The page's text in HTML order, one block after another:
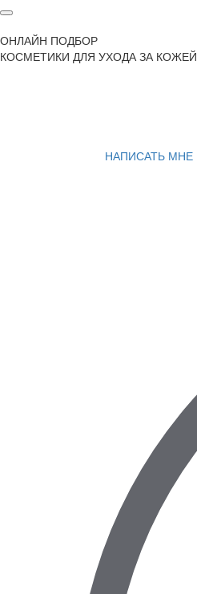
ОНЛАЙН ПОДБОР
КОСМЕТИКИ ДЛЯ УХОДА ЗА КОЖЕЙ
НАПИСАТЬ МНЕ